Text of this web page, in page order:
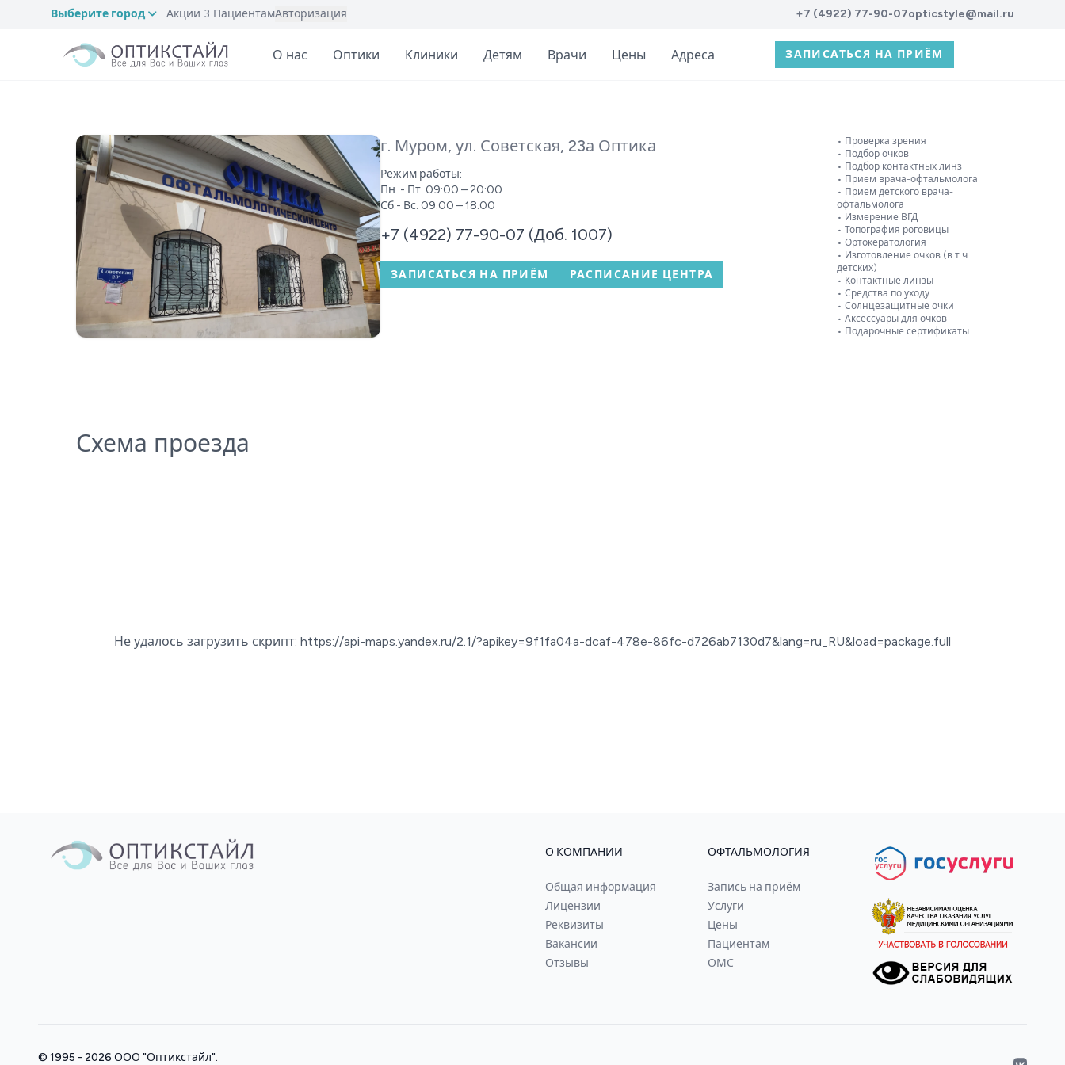
Выберите город Акции 3 ПациентамАвторизация +7 (4922) 77-90-07opticstyle@mail.ru
О нас Оптики Клиники Детям Врачи Цены Адреса ЗАПИСАТЬСЯ НА ПРИЁМ
г. Муром, ул. Советская, 23а Оптика
Режим работы:
Пн. - Пт. 09:00 – 20:00
Сб.- Вс. 09:00 – 18:00
+7 (4922) 77-90-07 (Доб. 1007)
ЗАПИСАТЬСЯ НА ПРИЁМ РАСПИСАНИЕ ЦЕНТРА
• Проверка зрения
• Подбор очков
• Подбор контактных линз
• Прием врача-офтальмолога
• Прием детского врача-
офтальмолога
• Измерение ВГД
• Топография роговицы
• Ортокератология
• Изготовление очков (в т.ч.
детских)
• Контактные линзы
• Средства по уходу
• Солнцезащитные очки
• Аксессуары для очков
• Подарочные сертификаты
Схема проезда
Не удалось загрузить скрипт: https://api-maps.yandex.ru/2.1/?apikey=9f1fa04a-dcaf-478e-86fc-d726ab7130d7&lang=ru_RU&load=package.full
О КОМПАНИИ
Общая информация
Лицензии
Реквизиты
Вакансии
Отзывы
ОФТАЛЬМОЛОГИЯ
Запись на приём
Услуги
Цены
Пациентам
ОМС
© 1995 - 2026 ООО "Оптикстайл".